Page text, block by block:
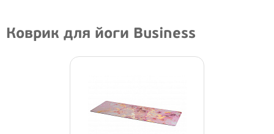
Коврик для йоги Business